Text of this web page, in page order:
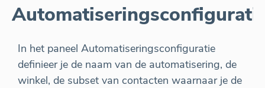
In het paneel Automatiseringsconfiguratie
definieer je de naam van de automatisering, de
winkel, de subset van contacten waarnaar je de